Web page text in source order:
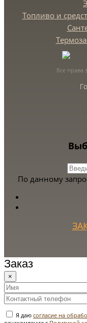
Топливо и
Все права
По данному
Заказ
×
Я даю согласие на